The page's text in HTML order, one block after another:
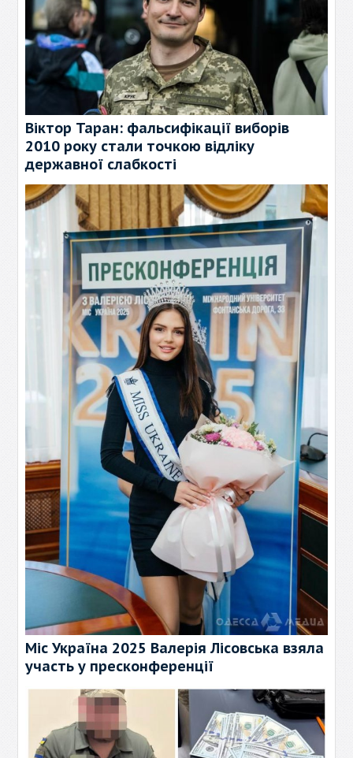
Віктор Таран: фальсифікації виборів
2010 року стали точкою відліку
державної слабкості
Міс Україна 2025 Валерія Лісовська взяла
участь у пресконференції